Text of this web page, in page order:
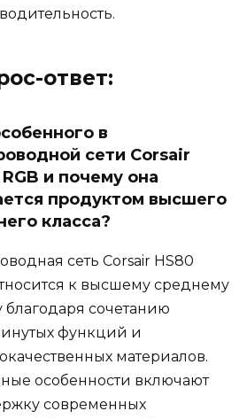
ответ:
в
сети Corsair
и почему она
продуктом высшего
класса?
сеть Corsair HS80
к высшему среднему
благодаря сочетанию
функций и
материалов.
особенности включают
современных